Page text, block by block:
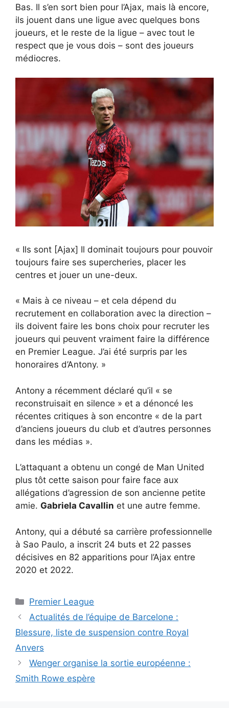
Bas. Il s’en sort bien pour l’Ajax, mais là encore,
ils jouent dans une ligue avec quelques bons
joueurs, et le reste de la ligue – avec tout le
respect que je vous dois – sont des joueurs
médiocres.
« Ils sont [Ajax] Il dominait toujours pour pouvoir
toujours faire ses supercheries, placer les
centres et jouer un une-deux.
« Mais à ce niveau – et cela dépend du
recrutement en collaboration avec la direction –
ils doivent faire les bons choix pour recruter les
joueurs qui peuvent vraiment faire la différence
en Premier League. J’ai été surpris par les
honoraires d’Antony. »
Antony a récemment déclaré qu’il « se
reconstruisait en silence » et a dénoncé les
récentes critiques à son encontre « de la part
d’anciens joueurs du club et d’autres personnes
dans les médias ».
L’attaquant a obtenu un congé de Man United
plus tôt cette saison pour faire face aux
allégations d’agression de son ancienne petite
amie. Gabriela Cavallin et une autre femme.
Antony, qui a débuté sa carrière professionnelle
à Sao Paulo, a inscrit 24 buts et 22 passes
décisives en 82 apparitions pour l’Ajax entre
2020 et 2022.
Catégories
Premier League
Actualités de l’équipe de Barcelone :
Blessure, liste de suspension contre Royal
Anvers
Wenger organise la sortie européenne :
Smith Rowe espère